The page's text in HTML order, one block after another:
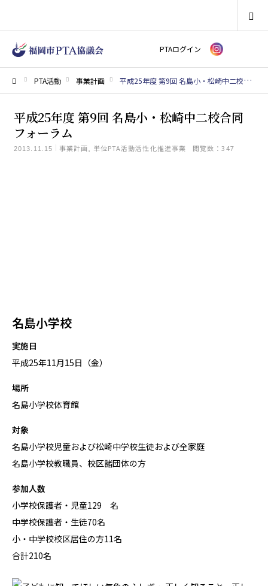
PTAログイン
PTA活動 事業計画 平成25年度 第9回 名島小・松崎中二校合同フォーラム
平成25年度 第9回 名島小・松崎中二校合同
フォーラム
2013.11.15 事業計画 単位PTA活動活性化推進事業 閲覧数：347
名島小学校
実施日
平成25年11月15日（金）
場所
名島小学校体育館
対象
名島小学校児童および松崎中学校生徒および全家庭
名島小学校教職員、校区諸団体の方
参加人数
小学校保護者・児童129 名
中学校保護者・生徒70名
小・中学校校区居住の方11名
合計210名